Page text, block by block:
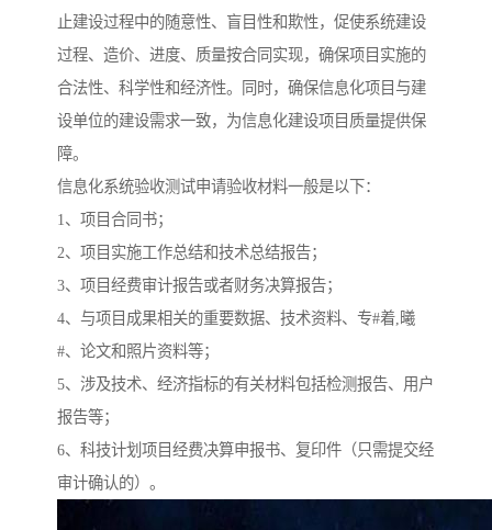
止建设过程中的随意性、盲目性和欺性，促使系统建设
过程、造价、进度、质量按合同实现，确保项目实施的
合法性、科学性和经济性。同时，确保信息化项目与建
设单位的建设需求一致，为信息化建设项目质量提供保
障。
信息化系统验收测试申请验收材料一般是以下：
1、项目合同书；
2、项目实施工作总结和技术总结报告；
3、项目经费审计报告或者财务决算报告；
4、与项目成果相关的重要数据、技术资料、专#着,曦
#、论文和照片资料等；
5、涉及技术、经济指标的有关材料包括检测报告、用户
报告等；
6、科技计划项目经费决算申报书、复印件（只需提交经
审计确认的）。